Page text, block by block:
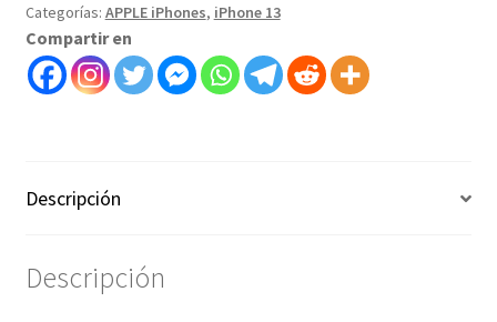
Categorías: APPLE iPhones, iPhone 13
Compartir en
Descripción
Descripción